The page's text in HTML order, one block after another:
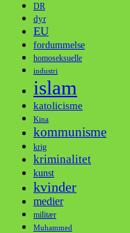
DR
dyr
EU
fordummelse
homoseksuelle
industri
islam
katolicisme
Kina
kommunisme
krig
kriminalitet
kunst
kvinder
medier
militær
Muhammed